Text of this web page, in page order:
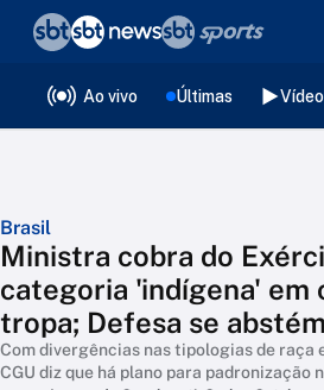
Ao vivo Últimas
Brasil
Ministra cobra do
categoria 'indígena' em
tropa; Defesa se abstém
Com divergências nas tipologias de raça
CGU diz que há plano para padronização
❮voltar
Editorias